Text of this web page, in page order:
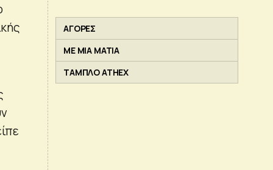
ΑΓΟΡΕΣ
ΜΕ ΜΙΑ ΜΑΤΙΑ
ΤΑΜΠΛΟ ATHEX